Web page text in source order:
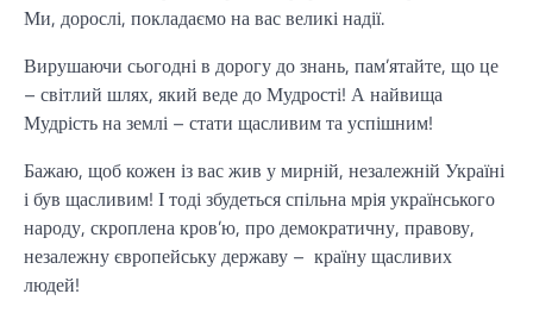
Ми, дорослі, покладаємо на вас великі надії.
Вирушаючи сьогодні в дорогу до знань, пам’ятайте, що це
– світлий шлях, який веде до Мудрості! А найвища
Мудрість на землі – стати щасливим та успішним!
Бажаю, щоб кожен із вас жив у мирній, незалежній Україні
і був щасливим! І тоді збудеться спільна мрія українського
народу, скроплена кров’ю, про демократичну, правову,
незалежну європейську державу – країну щасливих
людей!